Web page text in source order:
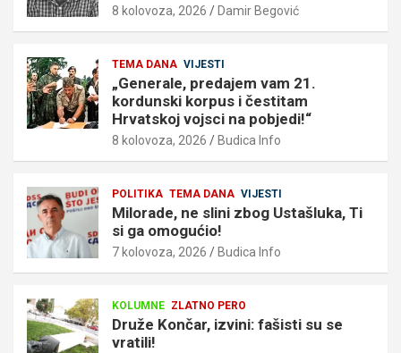
8 kolovoza, 2026 Damir Begović
TEMA DANA VIJESTI
„Generale, predajem vam 21.
kordunski korpus i čestitam
Hrvatskoj vojsci na pobjedi!“
8 kolovoza, 2026 Budica Info
POLITIKA TEMA DANA VIJESTI
Milorade, ne slini zbog Ustašluka, Ti
si ga omogućio!
7 kolovoza, 2026 Budica Info
KOLUMNE ZLATNO PERO
Druže Končar, izvini: fašisti su se
vratili!